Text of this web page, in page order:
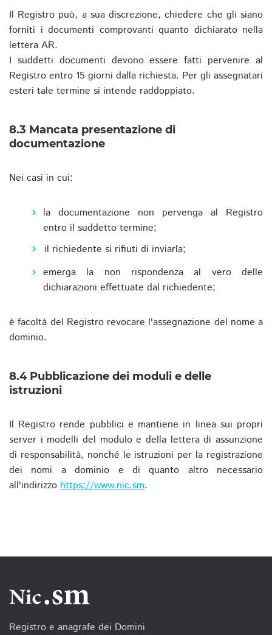
Il Registro può, a sua discrezione, chiedere che gli siano
forniti i documenti comprovanti quanto dichiarato nella
lettera AR.
I suddetti documenti devono essere fatti pervenire al
Registro entro 15 giorni dalla richiesta. Per gli assegnatari
esteri tale termine si intende raddoppiato.
8.3 Mancata presentazione di
documentazione
Nei casi in cui:
la documentazione non pervenga al Registro
entro il suddetto termine;
il richiedente si rifiuti di inviarla;
emerga la non rispondenza al vero delle
dichiarazioni effettuate dal richiedente;
è facoltà del Registro revocare l'assegnazione del nome a
dominio.
8.4 Pubblicazione dei moduli e delle
istruzioni
Il Registro rende pubblici e mantiene in linea sui propri
server i modelli del modulo e della lettera di assunzione
di responsabilità, nonché le istruzioni per la registrazione
dei nomi a dominio e di quanto altro necessario
all'indirizzo https://www.nic.sm.
Registro e anagrafe dei Domini